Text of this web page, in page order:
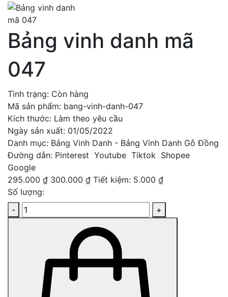
Bảng vinh danh mã
047
Tình trạng: Còn hàng
Mã sản phẩm: bang-vinh-danh-047
Kích thước: Làm theo yêu cầu
Ngày sản xuất: 01/05/2022
Danh mục: Bảng Vinh Danh - Bảng Vinh Danh Gỗ Đồng
Đường dẫn: Pinterest Youtube Tiktok Shopee
Google
295.000 ₫ 300.000 ₫ Tiết kiệm: 5.000 ₫
Số lượng:
-
+